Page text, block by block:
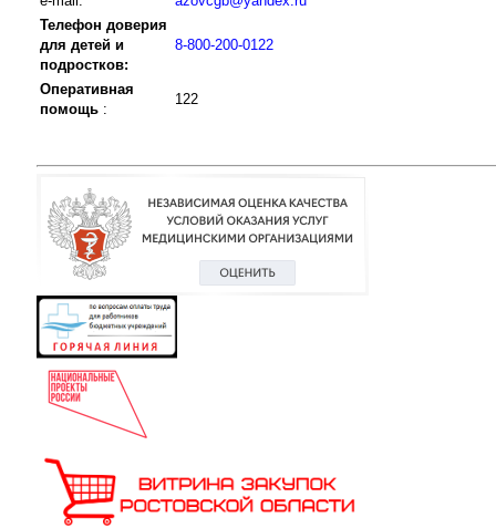
Телефон доверия
для детей и
подростков:
8-800-200-0122
Оперативная
помощь :
122